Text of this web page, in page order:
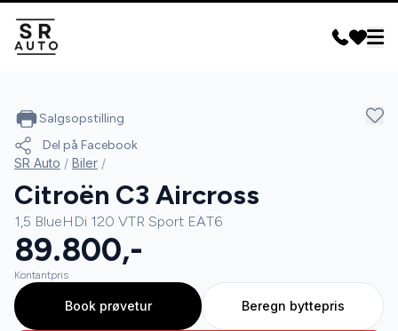
Salgsopstilling
Del på Facebook
SR Auto / Biler /
Citroën C3 Aircross
1,5 BlueHDi 120 VTR Sport EAT6
89.800,-
Kontantpris
Book prøvetur Beregn byttepris